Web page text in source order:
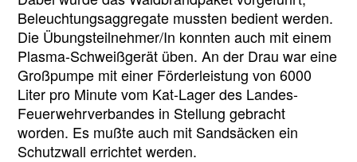
Beleuchtungsaggregate mussten bedient werden.
Die Übungsteilnehmer/In konnten auch mit einem
Plasma-Schweißgerät üben. An der Drau war eine
Großpumpe mit einer Förderleistung von 6000
Liter pro Minute vom Kat-Lager des Landes-
Feuerwehrverbandes in Stellung gebracht
worden. Es mußte auch mit Sandsäcken ein
Schutzwall errichtet werden.